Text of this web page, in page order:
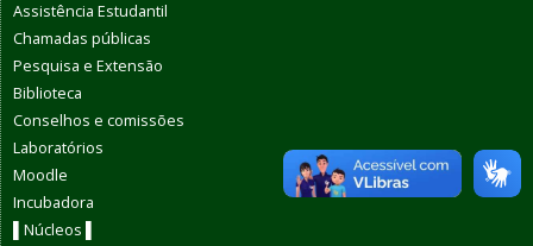
Assistência Estudantil
Chamadas públicas
Pesquisa e Extensão
Biblioteca
Conselhos e comissões
Laboratórios
Moodle
Incubadora
▌Núcleos ▌